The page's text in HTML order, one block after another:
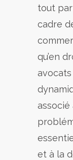
tout
cadre
qu’en
et à la